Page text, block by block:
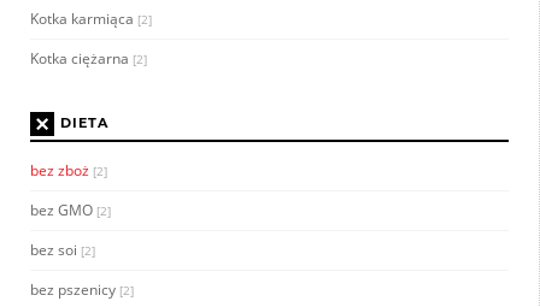
Kotka karmiąca [2]
Kotka ciężarna [2]
× DIETA
bez zboż [2]
bez GMO [2]
bez soi [2]
bez pszenicy [2]